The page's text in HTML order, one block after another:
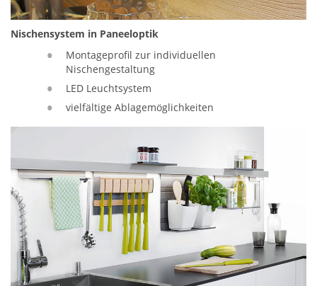
Nischensystem in Paneeloptik
Montageprofil zur individuellen
Nischengestaltung
LED Leuchtsystem
vielfältige Ablagemöglichkeiten